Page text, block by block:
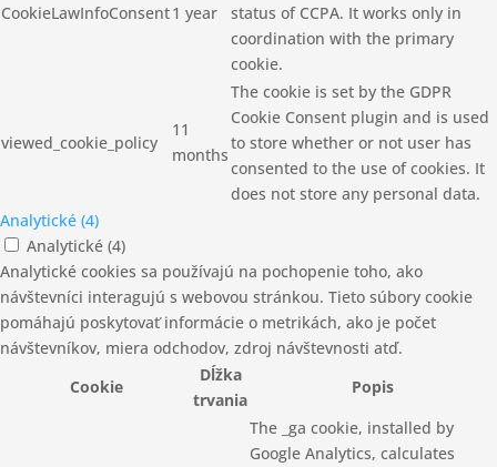
CookieLawInfoConsent1 year
status of CCPA. It works only in
coordination with the primary
cookie.
viewed_cookie_policy
11
months
The cookie is set by the GDPR
Cookie Consent plugin and is used
to store whether or not user has
consented to the use of cookies. It
does not store any personal data.
Analytické (4)
Analytické (4)
Analytické cookies sa používajú na pochopenie toho, ako
návštevníci interagujú s webovou stránkou. Tieto súbory cookie
pomáhajú poskytovať informácie o metrikách, ako je počet
návštevníkov, miera odchodov, zdroj návštevnosti atď.
Cookie
Dĺžka
trvania
Popis
The _ga cookie, installed by
Google Analytics, calculates